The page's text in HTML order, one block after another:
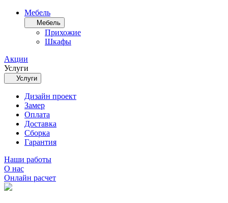
Мебель
Мебель
Прихожие
Шкафы
Акции
Услуги
Услуги
Дизайн проект
Замер
Оплата
Доставка
Сборка
Гарантия
Наши работы
О нас
Онлайн расчет